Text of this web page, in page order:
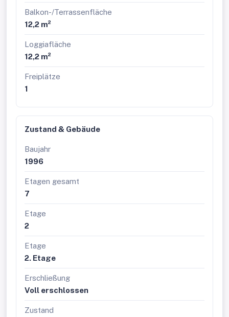
Balkon-/Terrassenfläche
12,2 m²
Loggiafläche
12,2 m²
Freiplätze
1
Zustand & Gebäude
Baujahr
1996
Etagen gesamt
7
Etage
2
Etage
2. Etage
Erschließung
Voll erschlossen
Zustand